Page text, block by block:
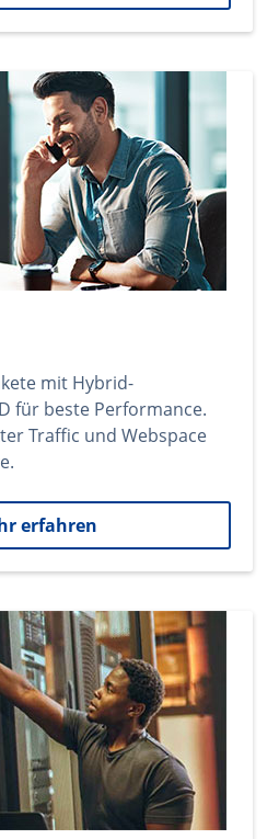
mit Hybrid-
für beste Performance.
Traffic und Webspace
erfahren